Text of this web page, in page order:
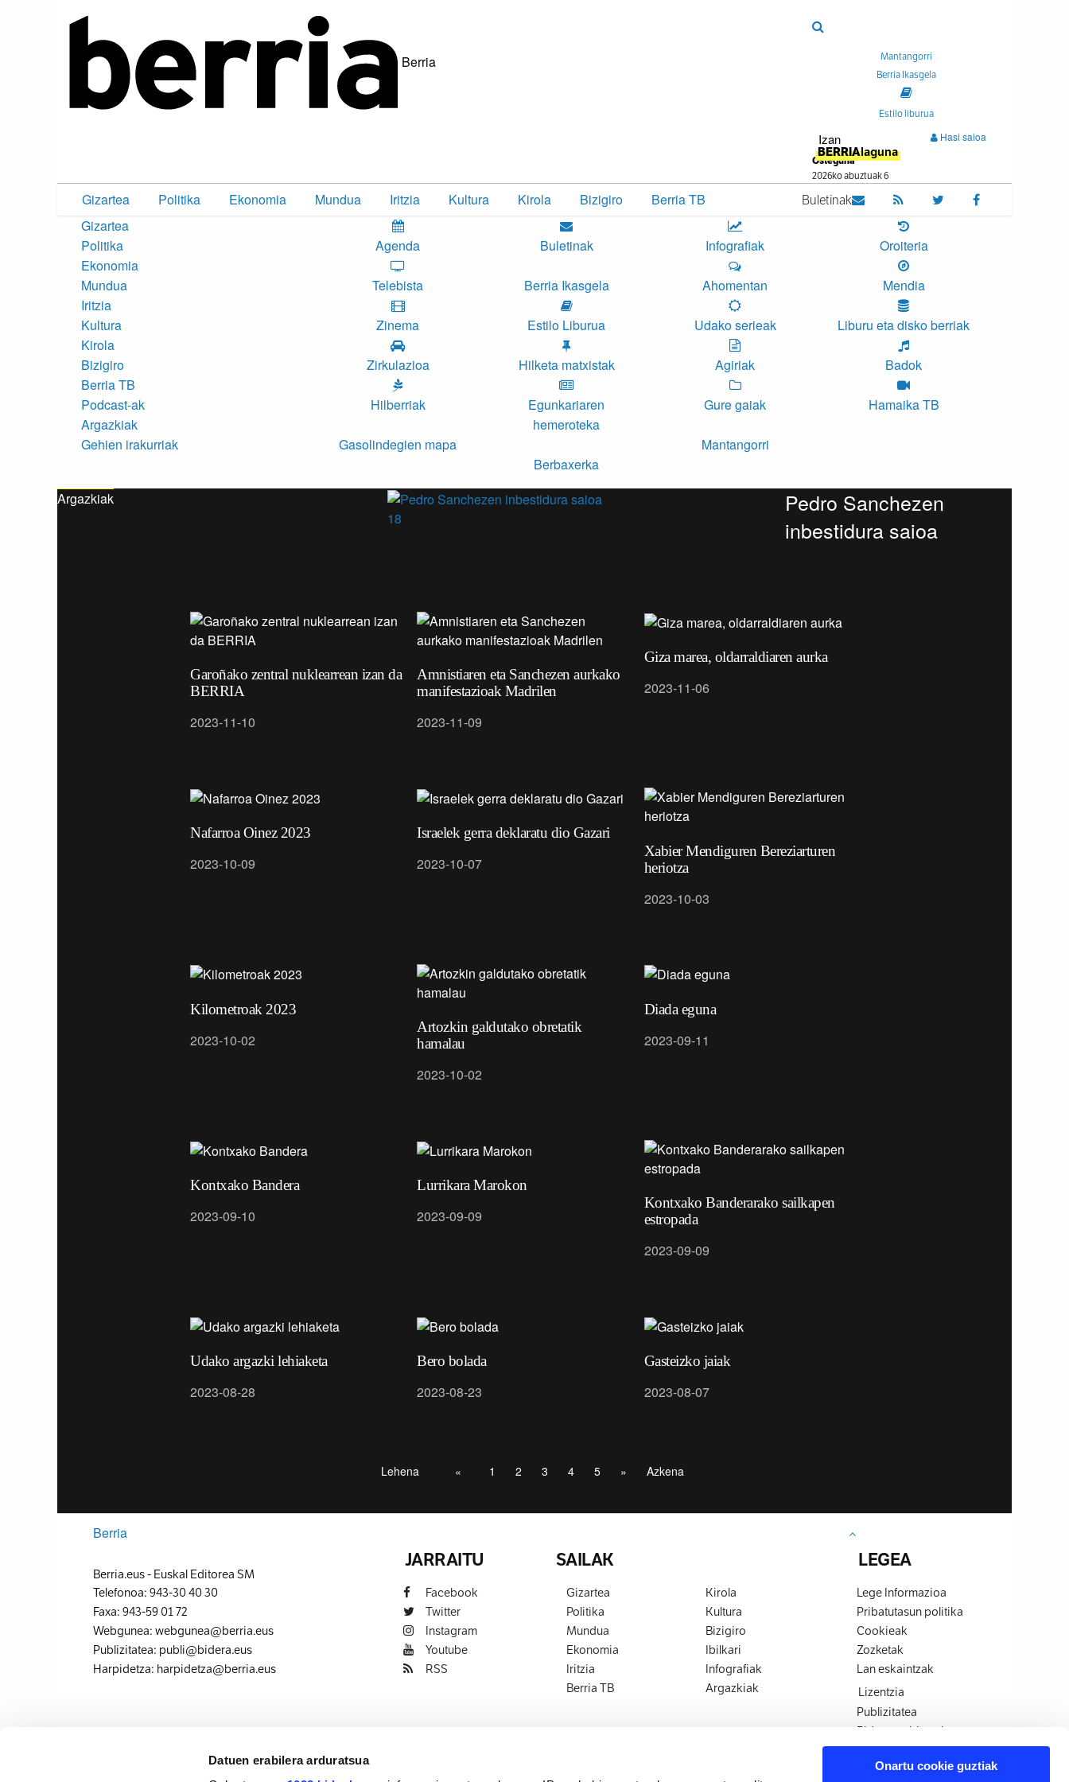
Datuen erabilera arduratsua
Onartu cookie guztiak
Berria
Mantangorri
Berria Ikasgela
Estilo liburua
Izan
BERRIAlaguna
Hasi saioa
Osteguna
2026ko abuztuak 6
Gizartea Politika Ekonomia Mundua Iritzia Kultura Kirola Bizigiro Berria TB Buletinak
Gizartea
Politika
Ekonomia
Mundua
Iritzia
Kultura
Kirola
Bizigiro
Berria TB
Podcast-ak
Argazkiak
Gehien irakurriak
Agenda
Telebista
Zinema
Zirkulazioa
Hilberriak
Gasolindegien mapa
Buletinak
Berria Ikasgela
Estilo Liburua
Hilketa matxistak
Egunkariaren
hemeroteka
Berbaxerka
Infografiak
Ahomentan
Udako serieak
Agiriak
Gure gaiak
Mantangorri
Oroiteria
Mendia
Liburu eta disko berriak
Badok
Hamaika TB
Argazkiak
18
Pedro Sanchezen
inbestidura saioa
Garoñako zentral nuklearrean izan da
BERRIA
2023-11-10
Amnistiaren eta Sanchezen aurkako
manifestazioak Madrilen
2023-11-09
Giza marea, oldarraldiaren aurka
2023-11-06
Nafarroa Oinez 2023
2023-10-09
Israelek gerra deklaratu dio Gazari
2023-10-07
Xabier Mendiguren Bereziarturen
heriotza
2023-10-03
Kilometroak 2023
2023-10-02
Artozkin galdutako obretatik
hamalau
2023-10-02
Diada eguna
2023-09-11
Kontxako Bandera
2023-09-10
Lurrikara Marokon
2023-09-09
Kontxako Banderarako sailkapen
estropada
2023-09-09
Udako argazki lehiaketa
2023-08-28
Bero bolada
2023-08-23
Gasteizko jaiak
2023-08-07
Lehena « 1 2 3 4 5 » Azkena
Berria
Berria.eus- Euskal Editorea SM
Telefonoa: 943-30 40 30
Faxa: 943-59 01 72
Webgunea: webgunea@berria.eus
Publizitatea: publi@bidera.eus
Harpidetza: harpidetza@berria.eus
JARRAITU
Facebook
Twitter
Instagram
Youtube
RSS
SAILAK
Gizartea
Politika
Mundua
Ekonomia
Iritzia
Berria TB
Kirola
Kultura
Bizigiro
Ibilkari
Infografiak
Argazkiak
LEGEA
Lege Informazioa
Pribatutasun politika
Cookieak
Zozketak
Lan eskaintzak
Lizentzia
Publizitatea
Bidera zerbitzuak
MIDAS Media